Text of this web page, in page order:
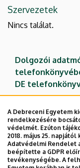
Szervezetek
Nincs találat.
Dolgozói
DE
A Debreceni Egyetem
rendelkezésére
védelmét. Ezúton
2018. május 25.
Adatvédelmi Rendelet
beépítette a GDPR
tevékenységébe. A